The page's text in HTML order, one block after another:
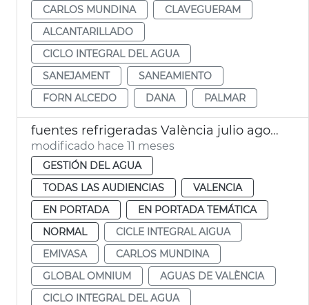
CARLOS MUNDINA
CLAVEGUERAM
ALCANTARILLADO
CICLO INTEGRAL DEL AGUA
SANEJAMENT
SANEAMIENTO
FORN ALCEDO
DANA PALMAR
fuentes refrigeradas València julio agosto 2025
modificado hace 11 meses
GESTIÓN DEL AGUA
TODAS LAS AUDIENCIAS
VALENCIA
EN PORTADA
EN PORTADA TEMÁTICA
NORMAL
CICLE INTEGRAL AIGUA
EMIVASA
CARLOS MUNDINA
GLOBAL OMNIUM
AGUAS DE VALÈNCIA
CICLO INTEGRAL DEL AGUA